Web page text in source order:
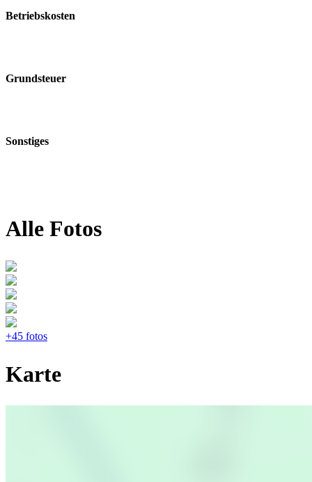
Betriebskosten
Grundsteuer
Sonstiges
Alle Fotos
+45 fotos
Karte